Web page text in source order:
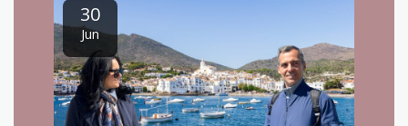
30
Jun